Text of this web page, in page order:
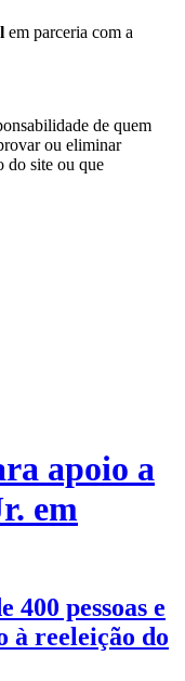
em parceria com a
de quem
ou eliminar
do site ou que
apoio a
em
pessoas e
à reeleição do